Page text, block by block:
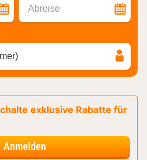
Abreise
exklusive Rabatte für
Anmelden